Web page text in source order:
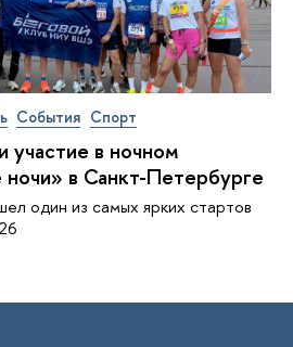
События Спорт
участие в ночном
в Санкт-Петербурге
один из самых ярких стартов